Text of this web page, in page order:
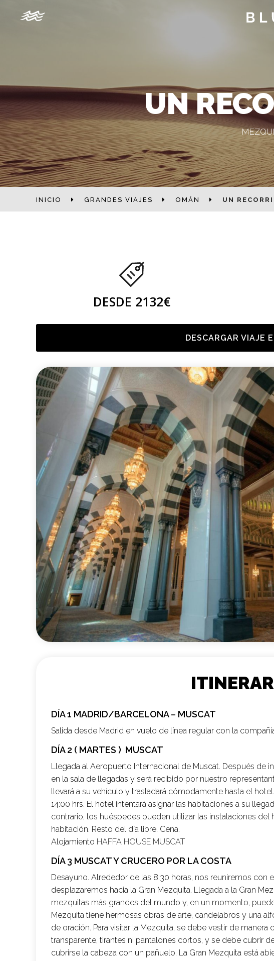
UN
INICIO GRANDES VIAJES OMÁN UN
DESDE 2132€
DESCARGAR VIAJE
DÍA 1 MADRID/BARCELONA – MUSCAT
Salida desde Madrid en vuelo de línea regular con la
DÍA 2 ( MARTES ) MUSCAT
Llegada al Aeropuerto Internacional de Muscat. Después de
en la sala de llegadas y será recibido por nuestro
llevará a su vehículo y trasladará cómodamente hasta el
14:00 hrs. El hotel intentará asignar las habitaciones a su
contrario, los huéspedes pueden utilizar las instalaciones del
habitación. Resto del día libre. Cena.
Alojamiento HAFFA HOUSE MUSCAT
DÍA 3 MUSCAT Y CRUCERO POR LA COSTA
Desayuno. Alrededor de las 8:30 horas, nos reuniremos con
desplazaremos hacia la Gran Mezquita. Llegada a la Gran
mezquitas más grandes del mundo y, en un momento,
Mezquita tiene hermosas obras de arte, candelabros y una
de oración. Para visitar la Mezquita, se debe vestir de
transparente, tirantes ni pantalones cortos, y se debe cubrir
cubrirse la cabeza con un pañuelo. La Gran Mezquita está